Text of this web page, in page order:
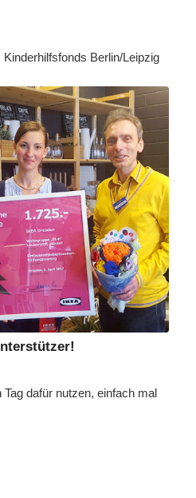
Berlin/Leipzig
dafür nutzen, einfach mal